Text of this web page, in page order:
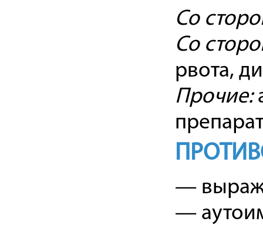
Со
Со
рвота,
Прочие:
—
—